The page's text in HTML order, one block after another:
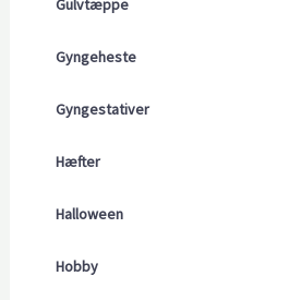
Gulvtæppe
Gyngeheste
Gyngestativer
Hæfter
Halloween
Hobby